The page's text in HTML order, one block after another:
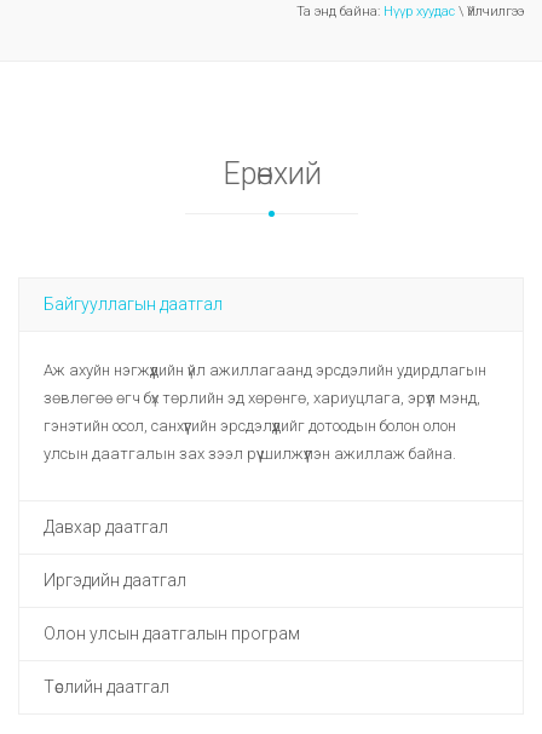
Та энд байна: Нүүр хуудас \ Үйлчилгээ
Ерөнхий
Байгууллагын даатгал
Аж ахуйн нэгжүүдийн үйл ажиллагаанд эрсдэлийн удирдлагын
зөвлөгөө өгч бүх төрлийн эд хөрөнгө, хариуцлага, эрүүл мэнд,
гэнэтийн осол, санхүүгийн эрсдэлүүдийг дотоодын болон олон
улсын даатгалын зах зээл рүү шилжүүлэн ажиллаж байна.
Давхар даатгал
Даатгалын компаниудын эрсдэлийн удирдлагын үр дүнд
бүхий төрөл бүрийн хөрөнгө, хариуцлага, санхүү, амь нас болон
гэнэтийн ослын эрсдэлүүдийг олон улсын давхар даатгалын
Иргэдийн даатгал
Тээврийн хэрэгсэл, жолоочийн хариуцлагын албан журмын
зорчигчийн гэнэтийн ослын даатгалыг иргэдэд санал болгож
Олон улсын даатгалын програм
Олон улсын даатгалын програмыг амжилттай нутагшуулах,
Төслийн даатгал